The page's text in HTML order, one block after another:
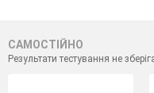
САМОСТІЙНО
Результати тестування не